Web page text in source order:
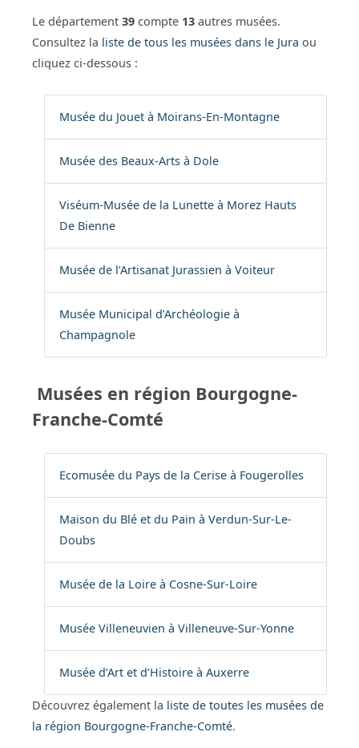
Le département 39 compte 13 autres musées.
Consultez la liste de tous les musées dans le Jura ou
cliquez ci-dessous :
Musée du Jouet à Moirans-En-Montagne
Musée des Beaux-Arts à Dole
Viséum-Musée de la Lunette à Morez Hauts
De Bienne
Musée de l’Artisanat Jurassien à Voiteur
Musée Municipal d’Archéologie à
Champagnole
Musées en région Bourgogne-
Franche-Comté
Ecomusée du Pays de la Cerise à Fougerolles
Maison du Blé et du Pain à Verdun-Sur-Le-
Doubs
Musée de la Loire à Cosne-Sur-Loire
Musée Villeneuvien à Villeneuve-Sur-Yonne
Musée d’Art et d’Histoire à Auxerre
Découvrez également la liste de toutes les musées de
la région Bourgogne-Franche-Comté.